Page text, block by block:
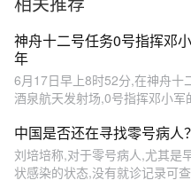
神舟十二号任务0号指挥邓
年
6月17日早上8时52分,在神舟十
酒泉航天发射场,0号指挥邓小军
中国是否还在寻找零号病人
刘培培称,对于零号病人,尤其是
状感染的状态,没有就诊记录可